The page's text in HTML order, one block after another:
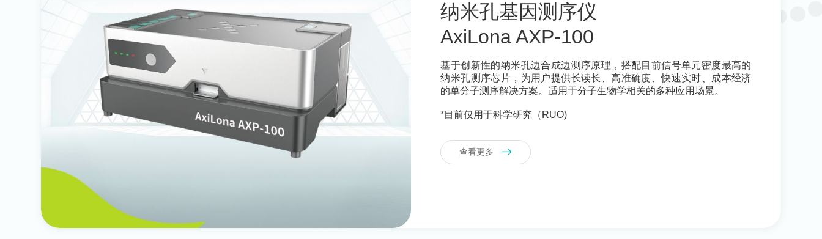
纳米孔基因测序仪
AxiLona AXP-100
基于创新性的纳米孔边合成边测序原理，搭配目前信号单元密度最高的
纳米孔测序芯片，为用户提供长读长、高准确度、快速实时、成本经济
的单分子测序解决方案。适用于分子生物学相关的多种应用场景。
*目前仅用于科学研究（RUO)
查看更多